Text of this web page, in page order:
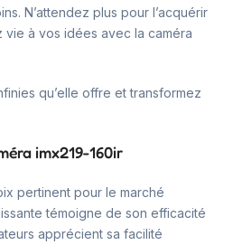
N’attendez plus pour l’acquérir
vie à vos idées avec la caméra
qu’elle offre et transformez
imx219-160ir
pertinent pour le marché
témoigne de son efficacité
apprécient sa facilité